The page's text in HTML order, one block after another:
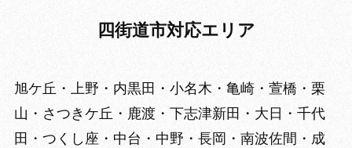
四街道市対応エリア
旭ケ丘・上野・内黒田・小名木・亀崎・萱橋・栗
山・さつきケ丘・鹿渡・下志津新田・大日・千代
田・つくし座・中台・中野・長岡・南波佐間・成